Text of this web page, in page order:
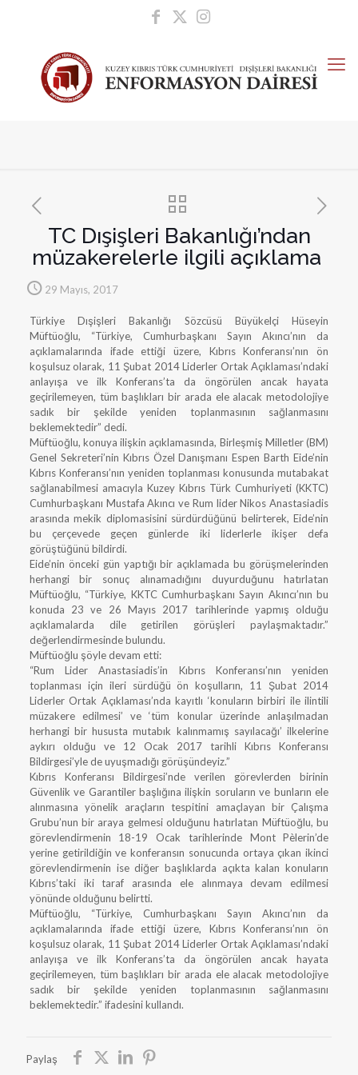
TC Dışişleri Bakanlığı’ndan
müzakerelerle ilgili açıklama
29 Mayıs, 2017
Türkiye Dışişleri Bakanlığı Sözcüsü Büyükelçi Hüseyin
Müftüoğlu, “Türkiye, Cumhurbaşkanı Sayın Akıncı’nın da
açıklamalarında ifade ettiği üzere, Kıbrıs Konferansı’nın ön
koşulsuz olarak, 11 Şubat 2014 Liderler Ortak Açıklaması’ndaki
anlayışa ve ilk Konferans’ta da öngörülen ancak hayata
geçirilemeyen, tüm başlıkları bir arada ele alacak metodolojiye
sadık bir şekilde yeniden toplanmasının sağlanmasını
beklemektedir” dedi.
Müftüoğlu, konuya ilişkin açıklamasında, Birleşmiş Milletler (BM)
Genel Sekreteri’nin Kıbrıs Özel Danışmanı Espen Barth Eide’nin
Kıbrıs Konferansı’nın yeniden toplanması konusunda mutabakat
sağlanabilmesi amacıyla Kuzey Kıbrıs Türk Cumhuriyeti (KKTC)
Cumhurbaşkanı Mustafa Akıncı ve Rum lider Nikos Anastasiadis
arasında mekik diplomasisini sürdürdüğünü belirterek, Eide’nin
bu çerçevede geçen günlerde iki liderlerle ikişer defa
görüştüğünü bildirdi.
Eide’nin önceki gün yaptığı bir açıklamada bu görüşmelerinden
herhangi bir sonuç alınamadığını duyurduğunu hatırlatan
Müftüoğlu, “Türkiye, KKTC Cumhurbaşkanı Sayın Akıncı’nın bu
konuda 23 ve 26 Mayıs 2017 tarihlerinde yapmış olduğu
açıklamalarda dile getirilen görüşleri paylaşmaktadır.”
değerlendirmesinde bulundu.
Müftüoğlu şöyle devam etti:
“Rum Lider Anastasiadis’in Kıbrıs Konferansı’nın yeniden
toplanması için ileri sürdüğü ön koşulların, 11 Şubat 2014
Liderler Ortak Açıklaması’nda kayıtlı ‘konuların birbiri ile ilintili
müzakere edilmesi’ ve ‘tüm konular üzerinde anlaşılmadan
herhangi bir hususta mutabık kalınmamış sayılacağı’ ilkelerine
aykırı olduğu ve 12 Ocak 2017 tarihli Kıbrıs Konferansı
Bildirgesi’yle de uyuşmadığı görüşündeyiz.”
Kıbrıs Konferansı Bildirgesi’nde verilen görevlerden birinin
Güvenlik ve Garantiler başlığına ilişkin soruların ve bunların ele
alınmasına yönelik araçların tespitini amaçlayan bir Çalışma
Grubu’nun bir araya gelmesi olduğunu hatırlatan Müftüoğlu, bu
görevlendirmenin 18-19 Ocak tarihlerinde Mont Pèlerin’de
yerine getirildiğin ve konferansın sonucunda ortaya çıkan ikinci
görevlendirmenin ise diğer başlıklarda açıkta kalan konuların
Kıbrıs’taki iki taraf arasında ele alınmaya devam edilmesi
yönünde olduğunu belirtti.
Müftüoğlu, “Türkiye, Cumhurbaşkanı Sayın Akıncı’nın da
açıklamalarında ifade ettiği üzere, Kıbrıs Konferansı’nın ön
koşulsuz olarak, 11 Şubat 2014 Liderler Ortak Açıklaması’ndaki
anlayışa ve ilk Konferans’ta da öngörülen ancak hayata
geçirilemeyen, tüm başlıkları bir arada ele alacak metodolojiye
sadık bir şekilde yeniden toplanmasının sağlanmasını
beklemektedir.” ifadesini kullandı.
Paylaş